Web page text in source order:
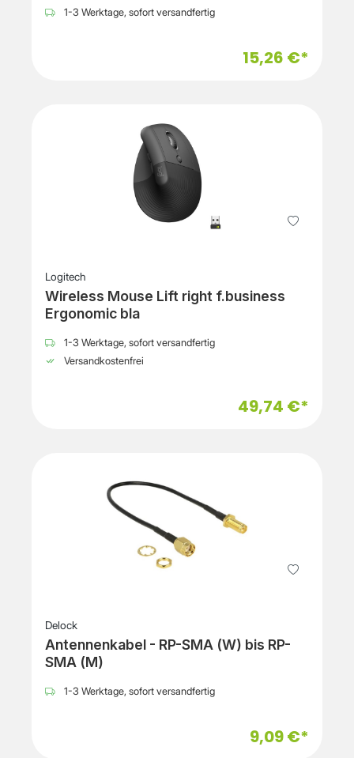
1-3 Werktage, sofort versandfertig
15,26 €*
Logitech
Wireless Mouse Lift right f.business
Ergonomic bla
1-3 Werktage, sofort versandfertig
Versandkostenfrei
49,74 €*
Delock
Antennenkabel - RP-SMA (W) bis RP-
SMA (M)
1-3 Werktage, sofort versandfertig
9,09 €*